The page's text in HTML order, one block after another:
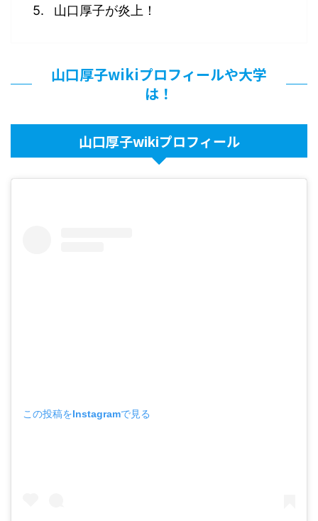
山口厚子が炎上！
山口厚子wikiプロフィールや大学
は！
山口厚子wikiプロフィール
この投稿をInstagramで見る